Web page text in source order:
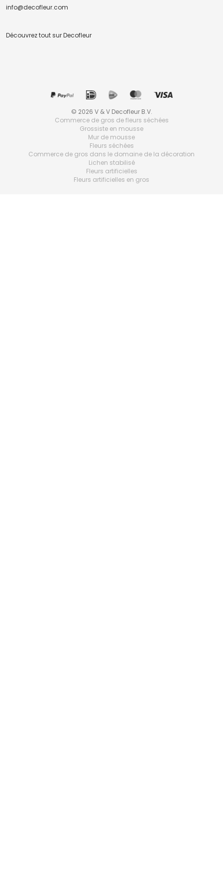
info@decofleur.com
Découvrez tout sur Decofleur
© 2026 V & V Decofleur B.V.
Commerce de gros de fleurs séchées
Grossiste en mousse
Mur de mousse
Fleurs séchées
Commerce de gros dans le domaine de la décoration
Lichen stabilisé
Fleurs artificielles
Fleurs artificielles en gros